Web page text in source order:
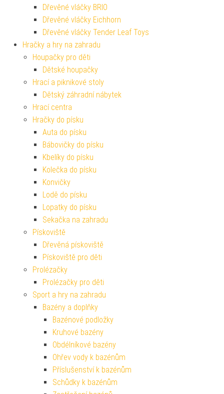
Dřevěné vláčky BRIO
Dřevěné vláčky Eichhorn
Dřevěné vláčky Tender Leaf Toys
Hračky a hry na zahradu
Houpačky pro děti
Dětské houpačky
Hrací a piknikové stoly
Dětský záhradní nábytek
Hrací centra
Hračky do písku
Auta do písku
Bábovičky do písku
Kbelíky do písku
Kolečka do písku
Konvičky
Lodě do písku
Lopatky do písku
Sekačka na zahradu
Pískoviště
Dřevěná pískoviště
Pískoviště pro děti
Prolézačky
Prolézačky pro děti
Sport a hry na zahradu
Bazény a doplňky
Bazénové podložky
Kruhové bazény
Obdélníkové bazény
Ohřev vody k bazénům
Příslušenství k bazénům
Schůdky k bazénům